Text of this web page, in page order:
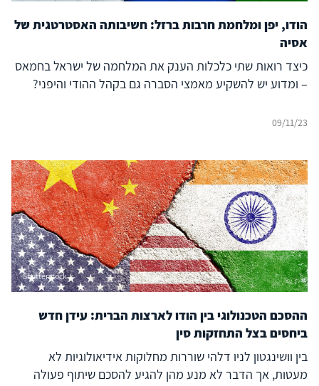
הודו, יפן ומלחמת חרבות ברזל: חשיבותה האסטרטגית של
אסיה
כיצד רואות שתי כלכלות הענק את המלחמה של ישראל בחמאס
– ומדוע יש להשקיע מאמצי הסברה גם בקהל ההודי והיפני?
09/11/23
Shutterstock
ההסכם הטכנולוגי בין הודו לארצות הברית: עידן חדש
ביחסים בצל התחזקות סין
בין וושינגטון לניו דלהי שוררות מחלוקות אידיאולוגיות לא
מעטות, אך הדבר לא מנע מהן להגיע להסכם שיתוף פעולה